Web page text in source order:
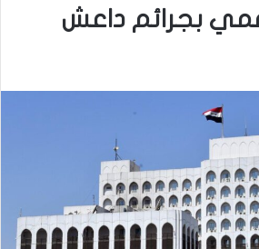
بجرائم داعش